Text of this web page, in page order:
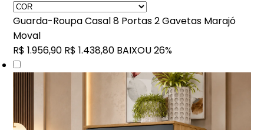
Guarda-Roupa Casal 8 Portas 2 Gavetas Marajó
Moval
R$ 1.956,90 R$ 1.438,80 BAIXOU 26%